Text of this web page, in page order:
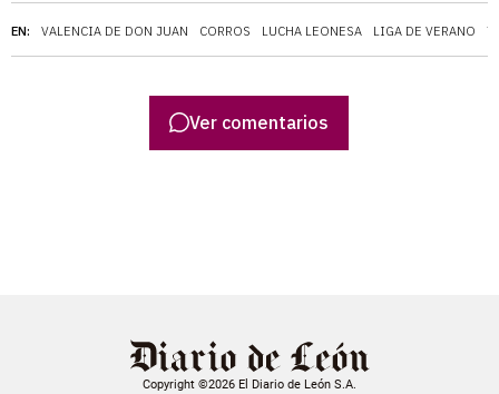
EN: VALENCIA DE DON JUAN CORROS LUCHA LEONESA LIGA DE VERANO
Ver comentarios
Copyright ©2026 El Diario de León S.A.